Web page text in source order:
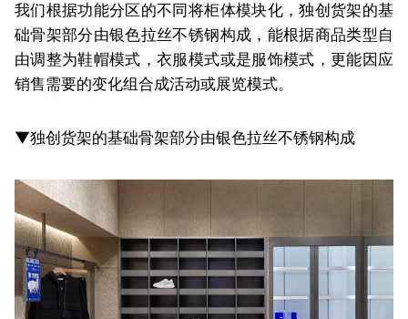
我们根据功能分区的不同将柜体模块化，独创货架的基
础骨架部分由银色拉丝不锈钢构成，能根据商品类型自
由调整为鞋帽模式，衣服模式或是服饰模式，更能因应
销售需要的变化组合成活动或展览模式。
▼独创货架的基础骨架部分由银色拉丝不锈钢构成